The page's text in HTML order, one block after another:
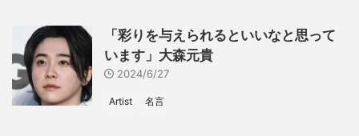
「彩りを与えられるといいなと思って
います」大森元貴
2024/6/27
Artist 名言